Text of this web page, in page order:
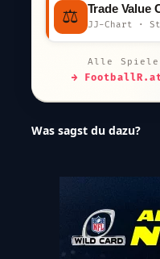
⚖️ Trade Value
Alle Spiele
→
Was sagst du dazu?